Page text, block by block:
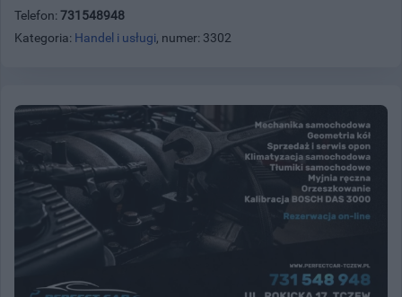
Telefon: 731548948
Kategoria: Handel i usługi, numer: 3302